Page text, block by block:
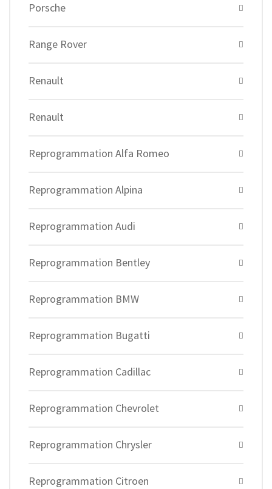
Porsche
Range Rover
Renault
Renault
Reprogrammation Alfa Romeo
Reprogrammation Alpina
Reprogrammation Audi
Reprogrammation Bentley
Reprogrammation BMW
Reprogrammation Bugatti
Reprogrammation Cadillac
Reprogrammation Chevrolet
Reprogrammation Chrysler
Reprogrammation Citroen